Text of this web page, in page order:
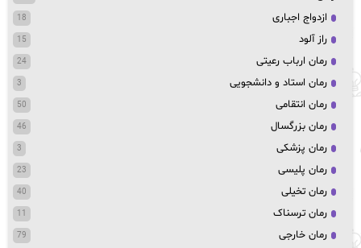
ازدواج اجباری 18
راز آلود 15
رمان ارباب رعیتی 24
رمان استاد و دانشجویی 3
رمان انتقامی 50
رمان بزرگسال 46
رمان پزشکی 3
رمان پلیسی 23
رمان تخیلی 40
رمان ترسناک 11
رمان خارجی 79